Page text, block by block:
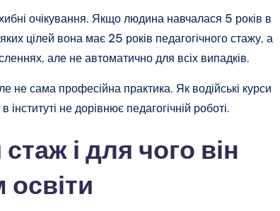
очікування. Якщо людина навчалася 5 років в
цілей вона має 25 років педагогічного стажу, а
але не автоматично для всіх випадків.
не сама професійна практика. Як водійські курси
не дорівнює педагогічній роботі.
і для чого він
освіти